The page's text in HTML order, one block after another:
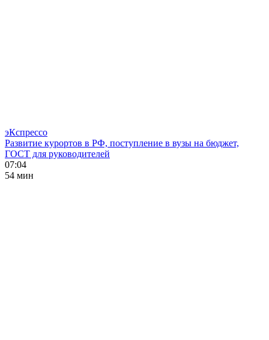
эКспрессо
Развитие курортов в РФ, поступление в вузы на бюджет,
ГОСТ для руководителей
07:04
54 мин